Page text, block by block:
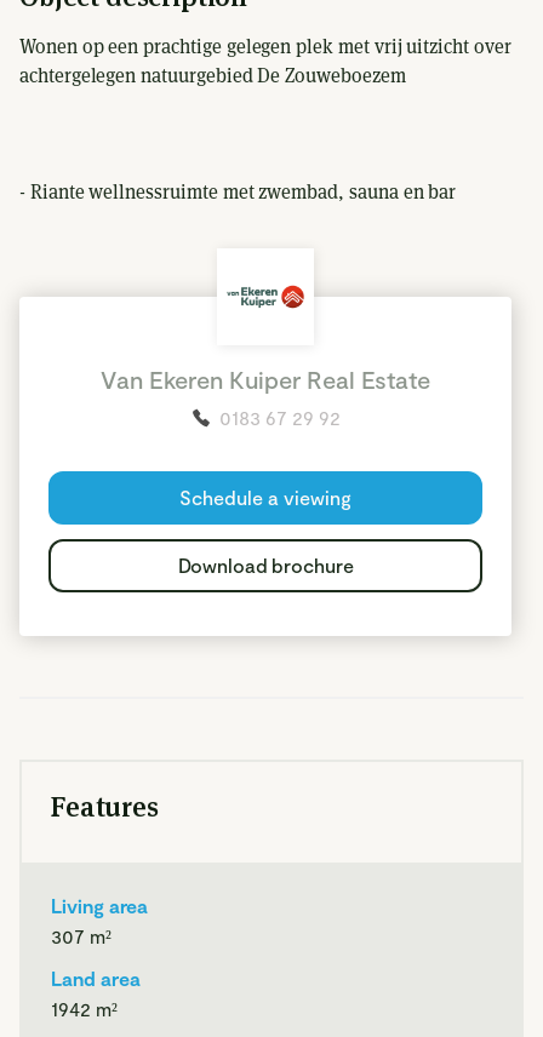
Wonen op een prachtige gelegen plek met vrij uitzicht over
achtergelegen natuurgebied De Zouweboezem
- Riante wellnessruimte met zwembad, sauna en bar
Stap binnen in een wereld waar comfort en rust
samenkomen. Hier woon je letterlijk aan de rand van het
natuurgebied én aan de rivier de Lek. Deze verrassend
ruime woning biedt niet alleen een schitterend vrij uitzicht
over natuurgebied, maar ook alle luxe die je je kunt
energiebesparing.
Bovendien is deze woning ideaal voor gelijkvloers wonen:
de royale slaapkamer met eigen badkamer ligt op de
begane grond. De serre met glazen wanden (voorzien van
zonnescherm en verlichting) maakt het mogelijk om tot laat
Van Ekeren Kuiper Real Estate
0183 67 29 92
Schedule a viewing
Download brochure
Features
Living area
307 m²
Land area
1942 m²